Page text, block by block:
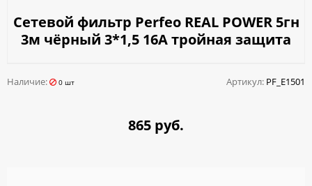
Сетевой фильтр Perfeo REAL POWER 5гн
3м чёрный 3*1,5 16А тройная защита
Наличие: 0 шт Артикул: PF_E1501
865 руб.